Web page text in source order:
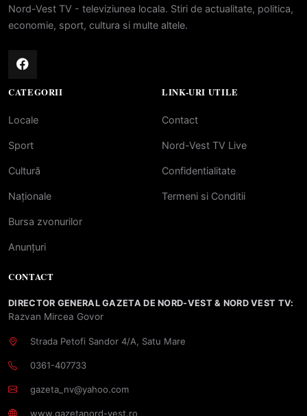
Nord-Vest TV - televiziunea locala. Stiri de actualitate, politica,
economie, sport, cultura si multe altele.
CATEGORII
Locale
Sport
Cultură
Naționale
Bursa zvonurilor
Anunțuri
LINK-URI UTILE
Contact
Nord-Vest TV Live
Confidentialitate
Termeni si Conditii
CONTACT
DIRECTOR GENERAL GAZETA DE NORD-VEST & NORD VEST TV:
Razvan Mircea Govor
Strada Petofi Sandor 4/A, Satu Mare
0361-407733
gazeta_nv@yahoo.com
www.gazetanord-vest.ro